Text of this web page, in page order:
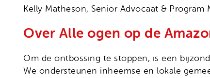
Kelly Matheson, Senior Advocaat & Program
Over Alle ogen op de
Om de ontbossing te stoppen, is een
We ondersteunen inheemse en lokale